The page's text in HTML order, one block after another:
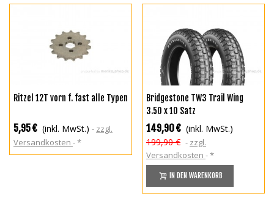
Ritzel 12T vorn f. fast alle Typen
5,95 € (inkl. MwSt.)
zzgl.
Versandkosten
*
Bridgestone TW3 Trail Wing
3.50 x 10 Satz
149,90 € (inkl. MwSt.)
199,90 €
zzgl.
Versandkosten
*
IN DEN WARENKORB